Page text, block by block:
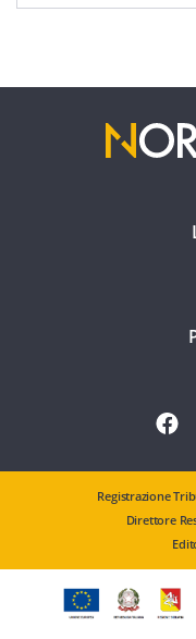
Registrazione
Direttore